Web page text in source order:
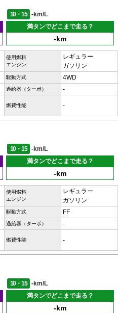
10・15
-km/L
満タンでどこまで走る？
-km
使用燃料
エンジン
レギュラー
ガソリン
駆動方式 4WD
過給器（ターボ） -
燃費性能 -
10・15
-km/L
満タンでどこまで走る？
-km
使用燃料
エンジン
レギュラー
ガソリン
駆動方式 FF
過給器（ターボ） -
燃費性能 -
10・15
-km/L
満タンでどこまで走る？
-km